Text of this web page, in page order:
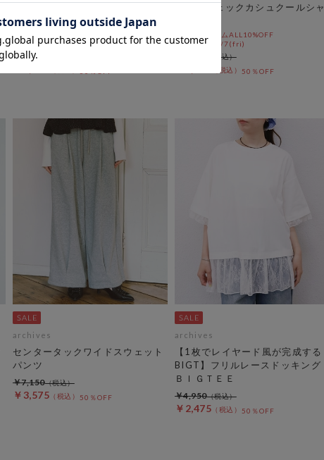
フレアカーディガン
セールアイテムALL10%OFF
8/3(mon)~8/7(fri)
￥9,999
シアーチェックカシュクールシャ
セールアイテムALL10%OFF
8/3(mon)~8/7(fri)
50％OFF
archives
センタータックワイドスウェット
パンツ
￥3,575 50％OFF
￥7,150
archives
【1枚でレイヤード風が完成する
BIGT】フリルレースドッキング
ＢＩＧＴＥＥ
￥2,475 50％OFF
￥4,950